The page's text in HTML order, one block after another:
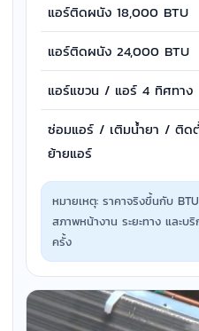
แอร์ติดผนัง 18,000 BTU
แอร์ติดผนัง 24,000 BTU
แอร์แขวน / แอร์ 4 ทิศทาง
ซ่อมแอร์ / เติมน้ำยา / ติด
ย้ายแอร์
หมายเหตุ: ราคาจริงขึ้นกับ
สภาพหน้างาน ระยะทาง และบ
ครั้ง